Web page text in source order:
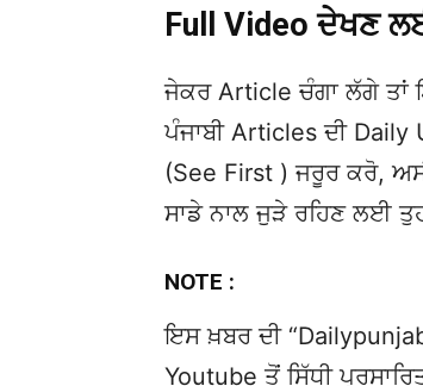
Full Video ਦੇਖਣ
ਜੇਕਰ Article ਚੰਗਾ ਲੱਗੇ
ਪੰਜਾਬੀ Articles ਦੀ
(See First ) ਜਰੂਰ ਕਰੋ,
ਸਾਡੇ ਨਾਲ ਜੁੜੇ ਰਹਿਣ ਲਈ
NOTE :
ਇਸ ਖ਼ਬਰ ਦੀ
Youtube ਤੋਂ ਸਿੱਧੀ